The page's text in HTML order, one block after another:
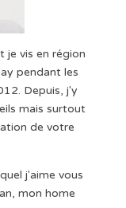
je vis en région
pendant les
Depuis, j'y
mais surtout
de votre
j'aime vous
mon home